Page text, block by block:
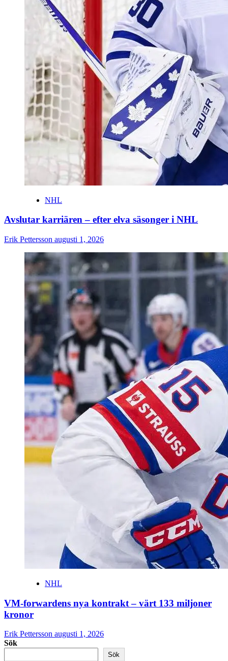
NHL
Avslutar karriären – efter elva säsonger i NHL
Erik Pettersson augusti 1, 2026
NHL
VM-forwardens nya kontrakt – värt 133 miljoner
kronor
Erik Pettersson augusti 1, 2026
Sök
Sök